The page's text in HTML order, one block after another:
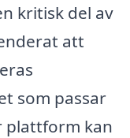
kritisk del av
att
som passar
plattform kan